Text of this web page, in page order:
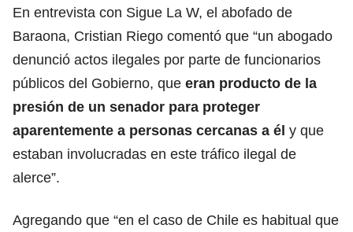
En entrevista con Sigue La W, el abofado de
Baraona, Cristian Riego comentó que “un abogado
denunció actos ilegales por parte de funcionarios
públicos del Gobierno, que eran producto de la
presión de un senador para proteger
aparentemente a personas cercanas a él y que
estaban involucradas en este tráfico ilegal de
alerce”.
Agregando que “en el caso de Chile es habitual que